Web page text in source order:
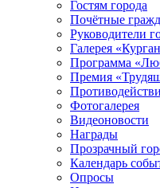
Гостям города
Почётные
Руководители
Галерея
Программа
Премия
Фотогалерея
Видеоновости
Награды
Прозрачный
Календарь
Опросы